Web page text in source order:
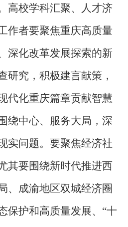
高校学科汇聚、人才济
作者要聚焦重庆高质量
深化改革发展探索的新
研究，积极建言献策，
代化重庆篇章贡献智慧
绕中心、服务大局，深
实问题。要聚焦经济社
其要围绕新时代推进西
、成渝地区双城经济圈
保护和高质量发展、“十